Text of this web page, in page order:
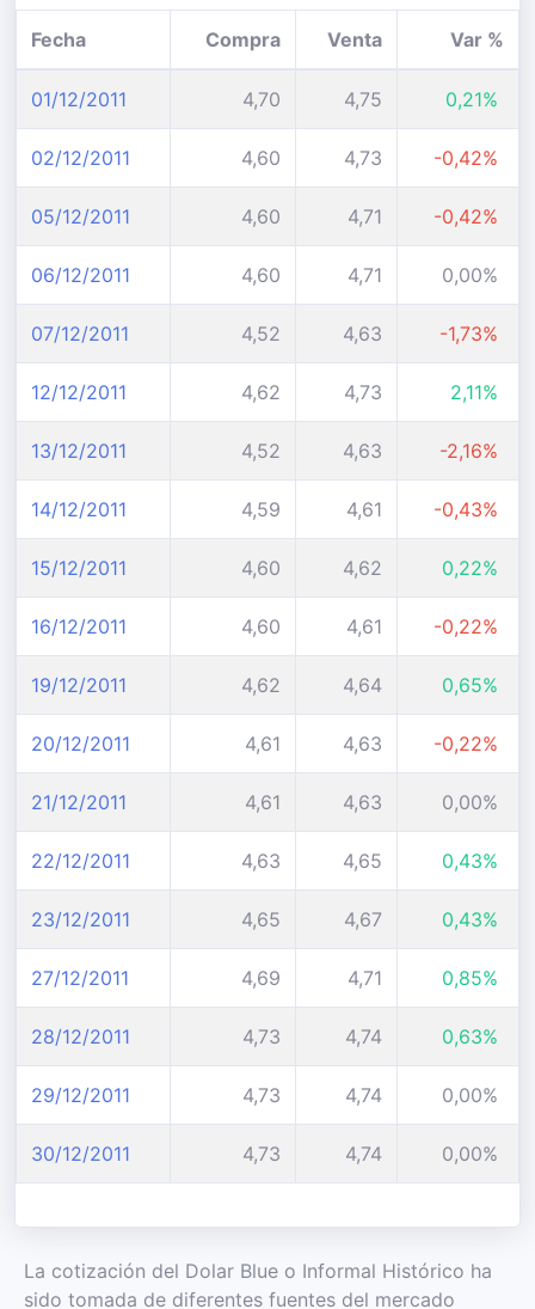
Fecha Compra Venta Var %
01/12/2011 4,70 4,75 0,21%
02/12/2011 4,60 4,73 -0,42%
05/12/2011 4,60 4,71 -0,42%
06/12/2011 4,60 4,71 0,00%
07/12/2011 4,52 4,63 -1,73%
12/12/2011 4,62 4,73 2,11%
13/12/2011 4,52 4,63 -2,16%
14/12/2011 4,59 4,61 -0,43%
15/12/2011 4,60 4,62 0,22%
16/12/2011 4,60 4,61 -0,22%
19/12/2011 4,62 4,64 0,65%
20/12/2011 4,61 4,63 -0,22%
21/12/2011 4,61 4,63 0,00%
22/12/2011 4,63 4,65 0,43%
23/12/2011 4,65 4,67 0,43%
27/12/2011 4,69 4,71 0,85%
28/12/2011 4,73 4,74 0,63%
29/12/2011 4,73 4,74 0,00%
30/12/2011 4,73 4,74 0,00%
La cotización del Dolar Blue o Informal Histórico ha
sido tomada de diferentes fuentes del mercado